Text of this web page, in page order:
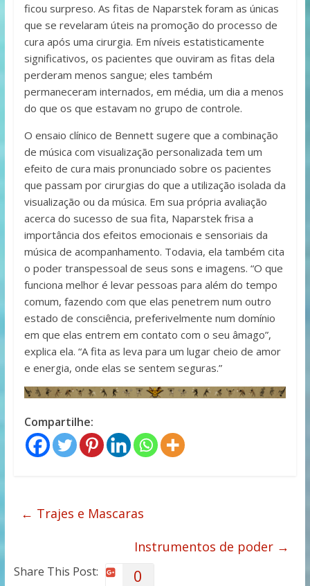
ficou surpreso. As fitas de Naparstek foram as únicas
que se revelaram úteis na promoção do processo de
cura após uma cirurgia. Em níveis estatisticamente
significativos, os pacientes que ouviram as fitas dela
perderam menos sangue; eles também
permaneceram internados, em média, um dia a menos
do que os que estavam no grupo de controle.
O ensaio clínico de Bennett sugere que a combinação
de música com visualização personalizada tem um
efeito de cura mais pronunciado sobre os pacientes
que passam por cirurgias do que a utilização isolada da
visualização ou da música. Em sua própria avaliação
acerca do sucesso de sua fita, Naparstek frisa a
importância dos efeitos emocionais e sensoriais da
música de acompanhamento. Todavia, ela também cita
o poder transpessoal de seus sons e imagens. “O que
funciona melhor é levar pessoas para além do tempo
comum, fazendo com que elas penetrem num outro
estado de consciência, preferivelmente num domínio
em que elas entrem em contato com o seu âmago”,
explica ela. “A fita as leva para um lugar cheio de amor
e energia, onde elas se sentem seguras.”
Compartilhe:
← Trajes e Mascaras
Instrumentos de poder →
Share This Post: 0